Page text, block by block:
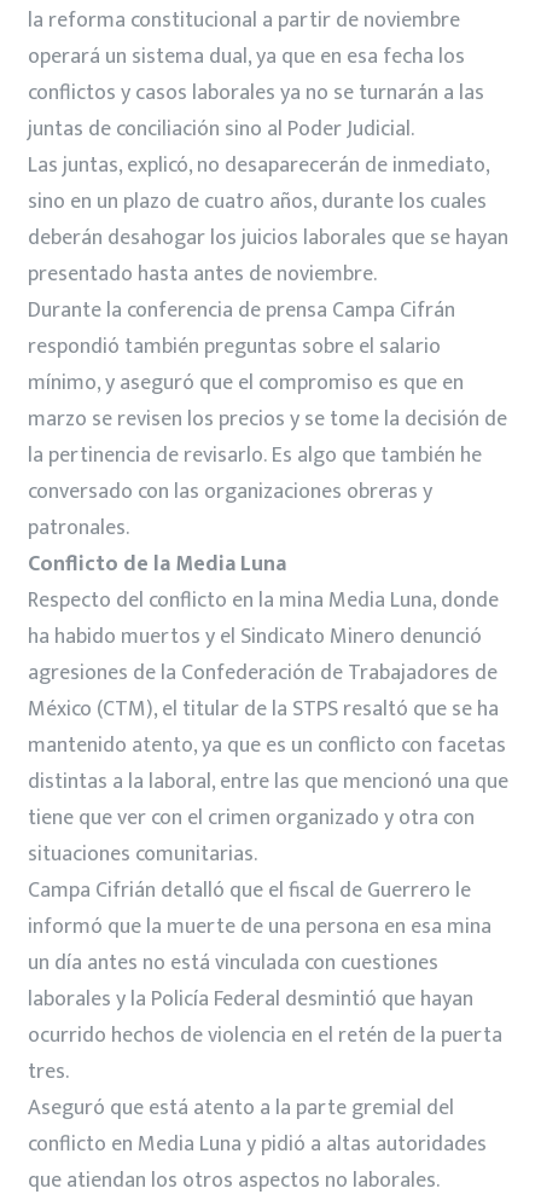
la reforma constitucional a partir de noviembre
operará un sistema dual, ya que en esa fecha los
conflictos y casos laborales ya no se turnarán a las
juntas de conciliación sino al Poder Judicial.
Las juntas, explicó, no desaparecerán de inmediato,
sino en un plazo de cuatro años, durante los cuales
deberán desahogar los juicios laborales que se hayan
presentado hasta antes de noviembre.
Durante la conferencia de prensa Campa Cifrán
respondió también preguntas sobre el salario
mínimo, y aseguró que el compromiso es que en
marzo se revisen los precios y se tome la decisión de
la pertinencia de revisarlo. Es algo que también he
conversado con las organizaciones obreras y
patronales.
Conflicto de la Media Luna
Respecto del conflicto en la mina Media Luna, donde
ha habido muertos y el Sindicato Minero denunció
agresiones de la Confederación de Trabajadores de
México (CTM), el titular de la STPS resaltó que se ha
mantenido atento, ya que es un conflicto con facetas
distintas a la laboral, entre las que mencionó una que
tiene que ver con el crimen organizado y otra con
situaciones comunitarias.
Campa Cifrián detalló que el fiscal de Guerrero le
informó que la muerte de una persona en esa mina
un día antes no está vinculada con cuestiones
laborales y la Policía Federal desmintió que hayan
ocurrido hechos de violencia en el retén de la puerta
tres.
Aseguró que está atento a la parte gremial del
conflicto en Media Luna y pidió a altas autoridades
que atiendan los otros aspectos no laborales.